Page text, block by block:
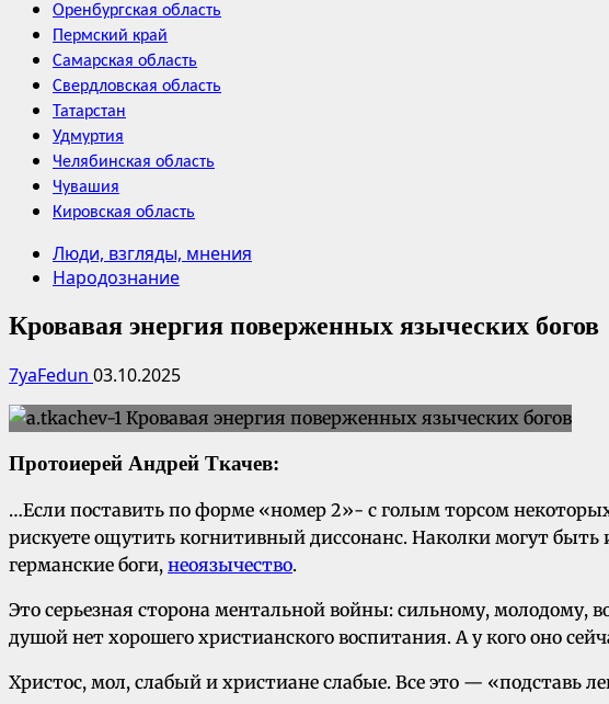
Оренбургская область
Пермский край
Самарская область
Свердловская область
Татарстан
Удмуртия
Челябинская область
Чувашия
Кировская область
Люди, взгляды, мнения
Народознание
Кровавая энергия поверженных языческих богов
7yaFedun 03.10.2025
Протоиерей Андрей Ткачев:
…Если поставить по форме «номер 2»- с голым торсом
рискуете ощутить когнитивный диссонанс. Наколки могут
германские боги, неоязычество.
Это серьезная сторона ментальной войны: сильному, молодому,
душой нет хорошего христианского воспитания. А у кого оно
Христос, мол, слабый и христиане слабые. Все это — «подставь